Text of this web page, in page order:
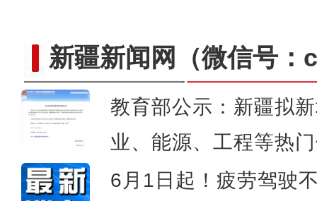
新疆新闻网 （微信号
教育部公示：新疆拟
业、能源、工程等热
6月1日起！疲劳驾驶
第二届中国新疆民间艺术季